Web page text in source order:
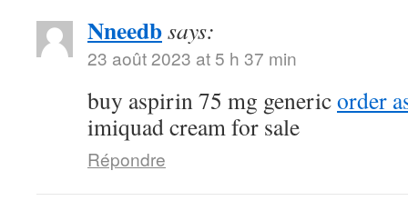
Nneedbsays:
23 août 2023 at 5 h 37 min
buy aspirin 75 mg genericorder
imiquad cream for sale
Répondre